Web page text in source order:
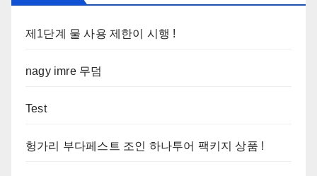
제1단계 물 사용 제한이 시행 !
nagy imre 무덤
Test
헝가리 부다페스트 조인 하나투어 팩키지 상품 !